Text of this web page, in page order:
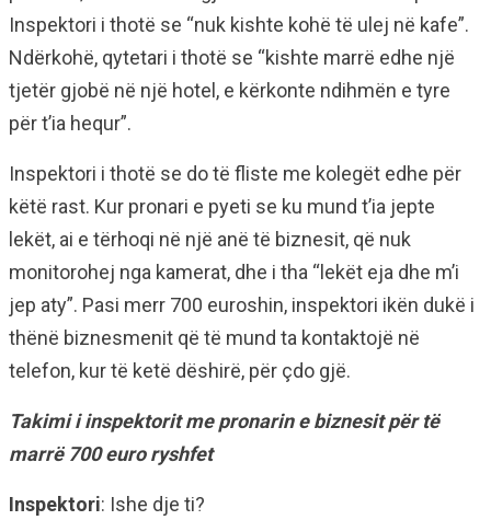
Inspektori i thotë se “nuk kishte kohë të ulej në kafe”.
Ndërkohë, qytetari i thotë se “kishte marrë edhe një
tjetër gjobë në një hotel, e kërkonte ndihmën e tyre
për t’ia hequr”.
Inspektori i thotë se do të fliste me kolegët edhe për
këtë rast. Kur pronari e pyeti se ku mund t’ia jepte
lekët, ai e tërhoqi në një anë të biznesit, që nuk
monitorohej nga kamerat, dhe i tha “lekët eja dhe m’i
jep aty”. Pasi merr 700 euroshin, inspektori ikën dukë i
thënë biznesmenit që të mund ta kontaktojë në
telefon, kur të ketë dëshirë, për çdo gjë.
Takimi i inspektorit me pronarin e biznesit për të
marrë 700 euro ryshfet
Inspektori: Ishe dje ti?